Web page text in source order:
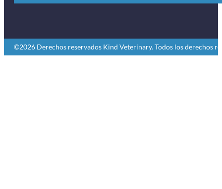
©2026 Derechos reservados Kind Veterinary. Todos los derechos